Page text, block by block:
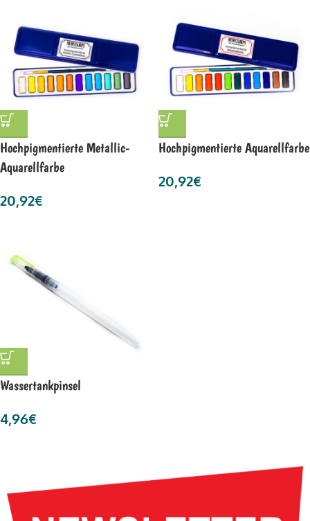
Hochpigmentierte Metallic-
Aquarellfarbe
20,92€
Hochpigmentierte Aquarellfarbe
20,92€
Wassertankpinsel
4,96€